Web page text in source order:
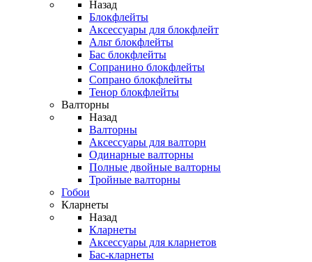
Назад
Блокфлейты
Аксессуары для блокфлейт
Альт блокфлейты
Бас блокфлейты
Сопранино блокфлейты
Сопрано блокфлейты
Тенор блокфлейты
Валторны
Назад
Валторны
Аксессуары для валторн
Одинарные валторны
Полные двойные валторны
Тройные валторны
Гобои
Кларнеты
Назад
Кларнеты
Аксессуары для кларнетов
Бас-кларнеты